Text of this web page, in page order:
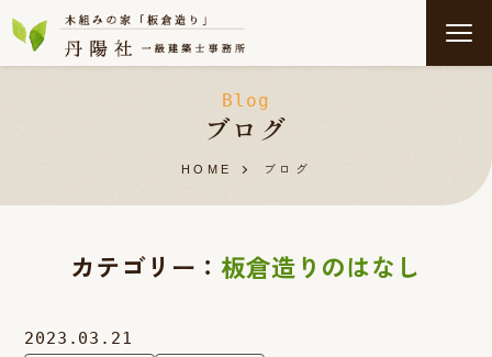
Blog
ブログ
HOME ブログ
カテゴリー：板倉造りのはなし
2023.03.21